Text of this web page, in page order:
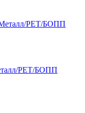
PET/БОПП